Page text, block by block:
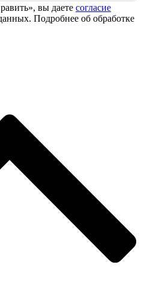
вы даете согласие
Подробнее об обработке